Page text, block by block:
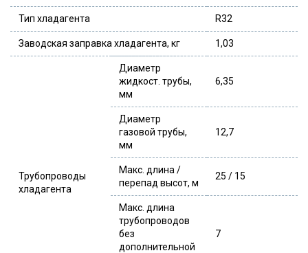
Тип хладагента R32
Заводская заправка хладагента, кг 1,03
Трубопроводы
хладагента
Диаметр
жидкост. трубы,
мм
6,35
Диаметр
газовой трубы,
мм
12,7
Макс. длина /
перепад высот, м
25 / 15
Макс. длина
трубопроводов
без
дополнительной
7